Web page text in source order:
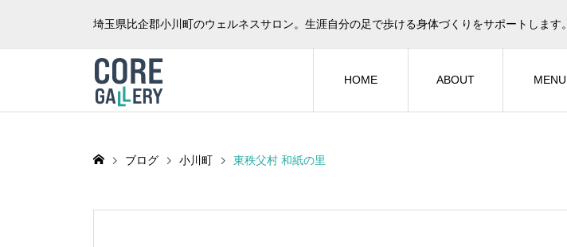
埼玉県比企郡小川町のウェルネスサロン。生涯自分の足で歩ける身体づくりをサポートします。
HOME ABOUT MENU
ブログ 小川町 東秩父村 和紙の里